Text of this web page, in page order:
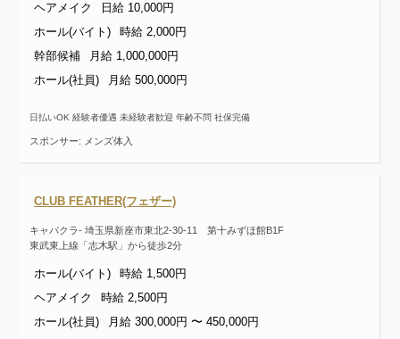
ヘアメイク
日給 10,000円
ホール(バイト)
時給 2,000円
幹部候補
月給 1,000,000円
ホール(社員)
月給 500,000円
日払いOK 経験者優遇 未経験者歓迎 年齢不問 社保完備
スポンサー: メンズ体入
CLUB FEATHER(フェザー)
キャバクラ- 埼玉県新座市東北2-30-11 第十みずほ館B1F
東武東上線「志木駅」から徒歩2分
ホール(バイト)
時給 1,500円
ヘアメイク
時給 2,500円
ホール(社員)
月給 300,000円 〜 450,000円